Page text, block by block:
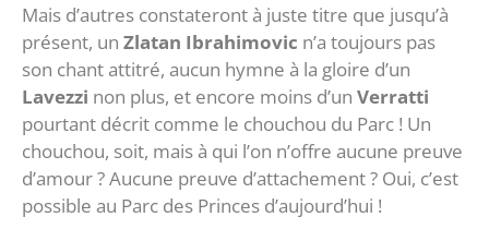
Mais d’autres constateront à juste titre que jusqu’à
présent, un Zlatan Ibrahimovic n’a toujours pas
son chant attitré, aucun hymne à la gloire d’un
Lavezzi non plus, et encore moins d’un Verratti
pourtant décrit comme le chouchou du Parc ! Un
chouchou, soit, mais à qui l’on n’offre aucune preuve
d’amour ? Aucune preuve d’attachement ? Oui, c’est
possible au Parc des Princes d’aujourd’hui !